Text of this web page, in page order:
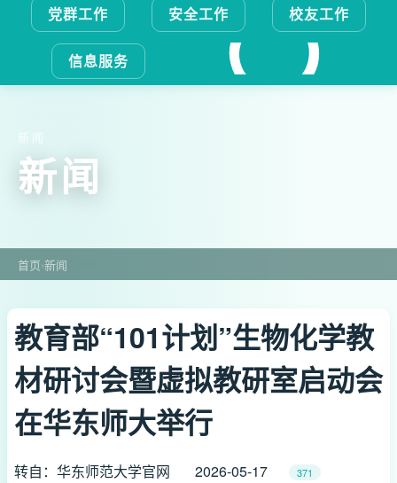
党群工作 安全工作 校友工作
信息服务
新闻
新闻
首页›新闻
教育部“101计划”生物化学教
材研讨会暨虚拟教研室启动会
在华东师大举行
转自：华东师范大学官网 2026-05-17 371